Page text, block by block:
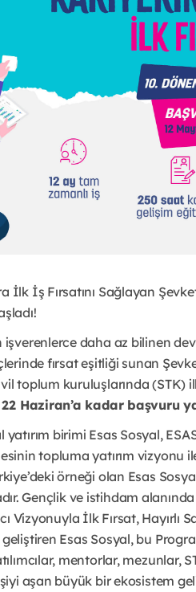
İlk İş Fırsatını Sağlayan
işverenlerce daha az bilinen
fırsat eşitliği sunan
toplum kuruluşlarında (STK)
22 Haziran’a kadar başvuru
yatırım birimi Esas Sosyal,
topluma yatırım vizyonu
örneği olan Esas
Gençlik ve istihdam
Vizyonuyla İlk Fırsat, Hayırlı
geliştiren Esas Sosyal, bu
mentorlar,
aşan büyük bir ekosistem